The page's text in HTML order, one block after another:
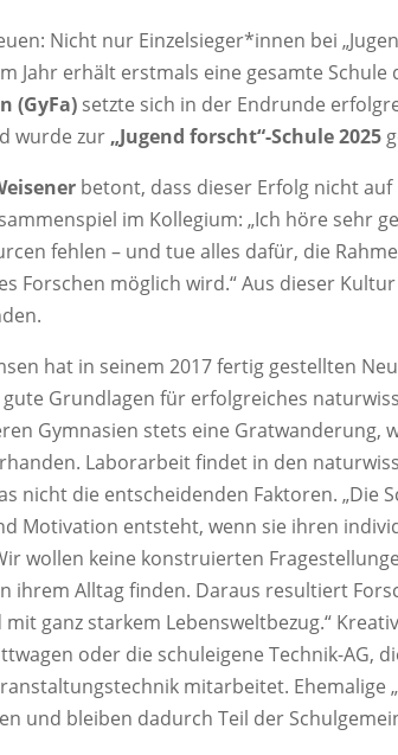
Nicht nur Einzelsieger*innen bei
Jahr erhält erstmals eine gesamte
(GyFa) setzte sich in der Endrunde
wurde zur „Jugend forscht“-Schule 2025
betont, dass dieser Erfolg nicht
im Kollegium: „Ich höre sehr
fehlen – und tue alles dafür, die
Forschen möglich wird.“ Aus dieser
hat in seinem 2017 fertig gestellten
Grundlagen für erfolgreiches
Gymnasien stets eine Gratwanderung,
Laborarbeit findet in den
nicht die entscheidenden Faktoren. „Die
Motivation entsteht, wenn sie ihren
wollen keine konstruierten
ihrem Alltag finden. Daraus resultiert
ganz starkem Lebensweltbezug.“
oder die schuleigene Technik-AG,
mitarbeitet. Ehemalige
und bleiben dadurch Teil der